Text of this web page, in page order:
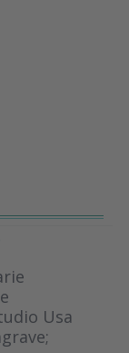
Usa